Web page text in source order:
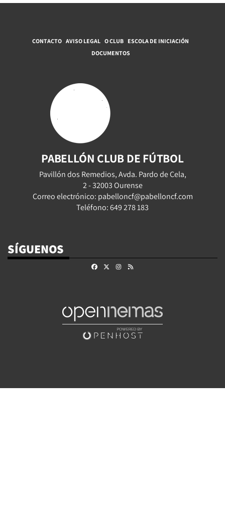
CONTACTO AVISO LEGAL O CLUB ESCOLA DE INICIACIÓN
DOCUMENTOS
PABELLÓN CLUB DE FÚTBOL
Pavillón dos Remedios, Avda. Pardo de Cela,
2 - 32003 Ourense
Correo electrónico: pabelloncf@pabelloncf.com
Teléfono: 649 278 183
SÍGUENOS
FacebookInstagram